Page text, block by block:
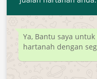
2020 ©
Ya, Bantu saya
hartanah dengan